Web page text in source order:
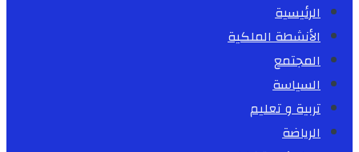
الرئيسية
الأنشطة الملكية
المجتمع
السياسة
تربية و تعليم
الرياضة